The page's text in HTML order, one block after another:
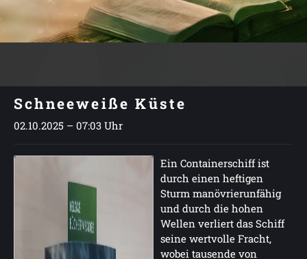
Schneeweiße Küste
02.10.2025 – 07:03 Uhr
Ein Containerschiff ist
durch einen heftigen
Sturm manövrierunfähig
und durch die hohen
Wellen verliert das Schiff
seine wertvolle Fracht,
wobei tausende von